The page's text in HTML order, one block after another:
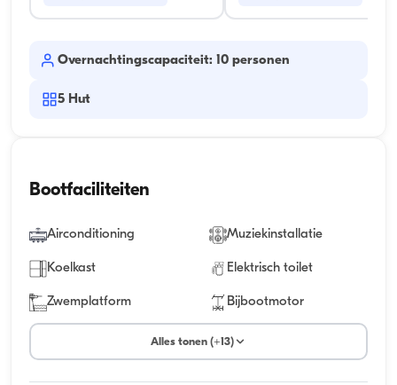
Overnachtingscapaciteit: 10 personen
5 Hut
Bootfaciliteiten
Airconditioning Muziekinstallatie
Koelkast Elektrisch toilet
Zwemplatform Bijbootmotor
Alles tonen (+13)